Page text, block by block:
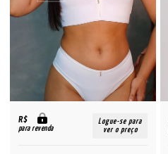
R$
para revenda
Logue-se para
ver o preço